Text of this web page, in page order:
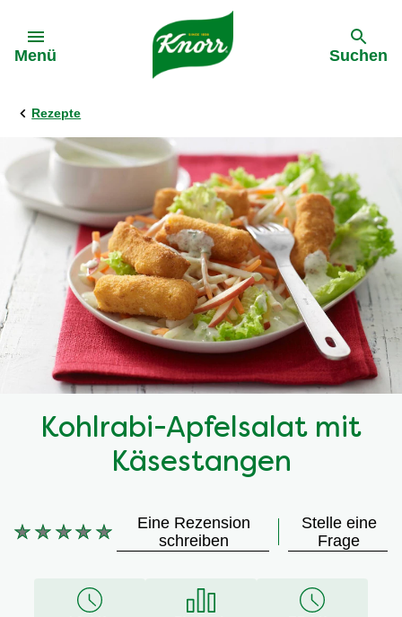
Menü Suchen
Rezepte
Kohlrabi-Apfelsalat mit
Käsestangen
Keine
Eine Rezension
schreiben
Stelle eine
Frage